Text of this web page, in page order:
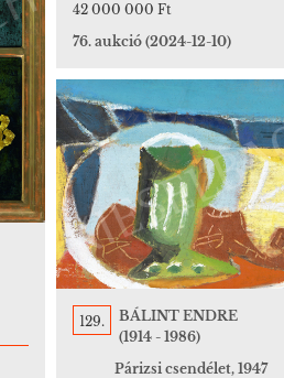
42 000 000 Ft
76. aukció (2024-12-10)
129.
BÁLINT ENDRE
(1914 - 1986)
Párizsi csendélet, 1947